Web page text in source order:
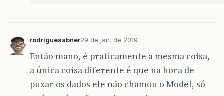
rodriguesabner29 de jan. de 2019
Então mano, é praticamente a mesma coisa,
a única coisa diferente é que na hora de
puxar os dados ele não chamou o Model, só